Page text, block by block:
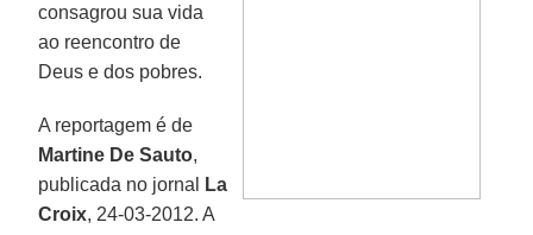
consagrou sua vida
ao reencontro de
Deus e dos pobres.
A reportagem é de
Martine De Sauto,
publicada no jornal
La
Croix, 24-03-2012. A